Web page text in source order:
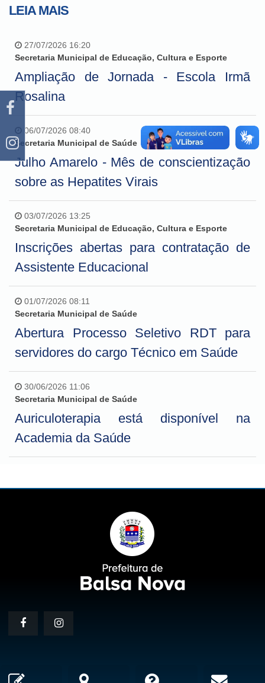
LEIA MAIS
27/07/2026 16:20
Secretaria Municipal de Educação, Cultura e Esporte
Ampliação de Jornada - Escola Irmã
Rosalina
06/07/2026 08:40
Secretaria Municipal de Saúde
Julho Amarelo - Mês de conscientização
sobre as Hepatites Virais
03/07/2026 13:25
Secretaria Municipal de Educação, Cultura e Esporte
Inscrições abertas para contratação de
Assistente Educacional
01/07/2026 08:11
Secretaria Municipal de Saúde
Abertura Processo Seletivo RDT para
servidores do cargo Técnico em Saúde
30/06/2026 11:06
Secretaria Municipal de Saúde
Auriculoterapia está disponível na
Academia da Saúde